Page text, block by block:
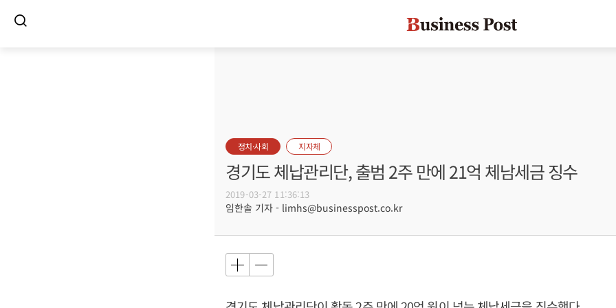
정치·사회 지자체
경기도 체납관리단, 출범 2주 만에 21억 체남세금 징수
2019-03-27 11:36:13
임한솔 기자 - limhs@businesspost.co.kr